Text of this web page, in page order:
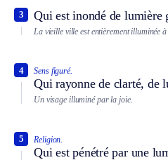
Qui est inondé de lumière
3
La vieille ville est entièrement illuminée à
Sens figuré.
Qui rayonne de clarté, de
4
Un visage illuminé par la joie.
Religion.
Qui est pénétré par une
5